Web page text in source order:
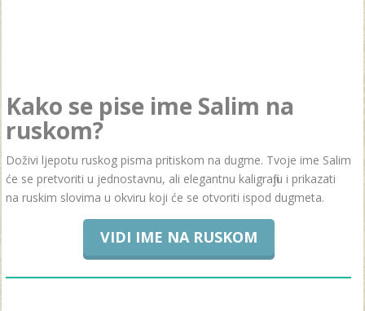
Kako se pise ime Salim na
ruskom?
Doživi ljepotu ruskog pisma pritiskom na dugme. Tvoje ime Salim
će se pretvoriti u jednostavnu, ali elegantnu kaligrafiju i prikazati
na ruskim slovima u okviru koji će se otvoriti ispod dugmeta.
VIDI IME NA RUSKOM